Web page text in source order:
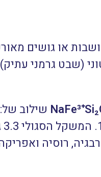
או גושים
(שבט גרמני
NaFe³⁺Si₂
רוסיה